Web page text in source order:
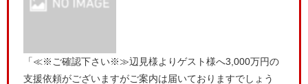
「≪※ご確認下さい※≫辺見様よりゲスト様へ3,000万円の
支援依頼がございますがご案内は届いておりますでしょう